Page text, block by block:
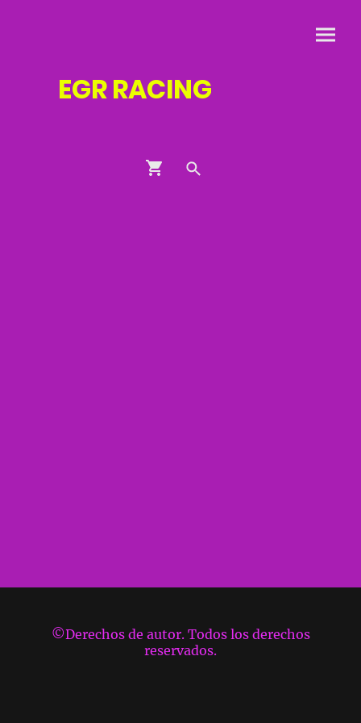
EGRRACING
©Derechos de autor. Todos los derechos
reservados.